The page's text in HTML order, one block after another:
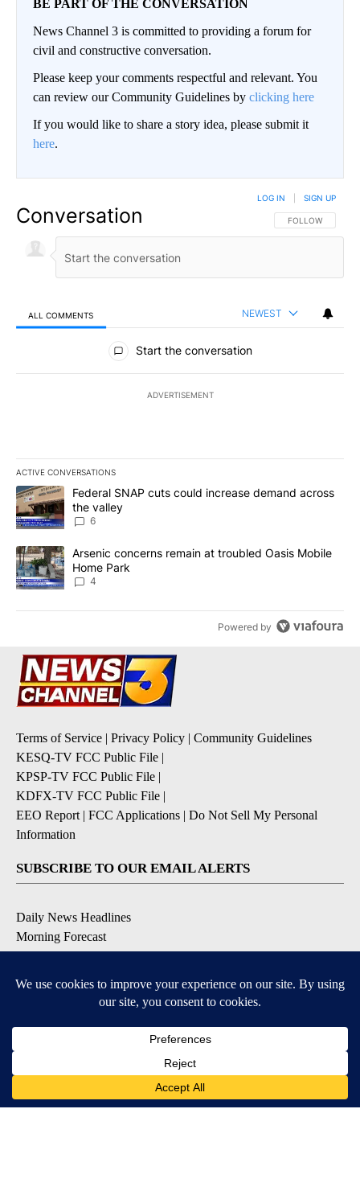
BE PART OF THE CONVERSATION
News Channel 3 is committed to providing a forum for
civil and constructive conversation.
Please keep your comments respectful and relevant. You
can review our Community Guidelines by clicking here
If you would like to share a story idea, please submit it
here.
Conversation FOLLOW THIS
FOLLOW
LOG IN SIGN UP
ALL COMMENTS NEWEST
All Comments
Start the conversation
ADVERTISEMENT
ACTIVE CONVERSATIONS
The following is a list of the most commented articles in the last
A trending article titled "Federal SNAP cuts could increase
Federal SNAP cuts could increase demand across
the valley
6
A trending article titled "Arsenic concerns remain at troubled
Arsenic concerns remain at troubled Oasis Mobile
Home Park
4
Powered by
Terms of Service | Privacy Policy | Community Guidelines
KESQ-TV FCC Public File |
KPSP-TV FCC Public File |
KDFX-TV FCC Public File |
EEO Report | FCC Applications | Do Not Sell My Personal
Information
SUBSCRIBE TO OUR EMAIL ALERTS
Daily News Headlines
Morning Forecast
Breaking News
Contests & Promotions
DOWNLOAD OUR APPS
Available for iOS and Android